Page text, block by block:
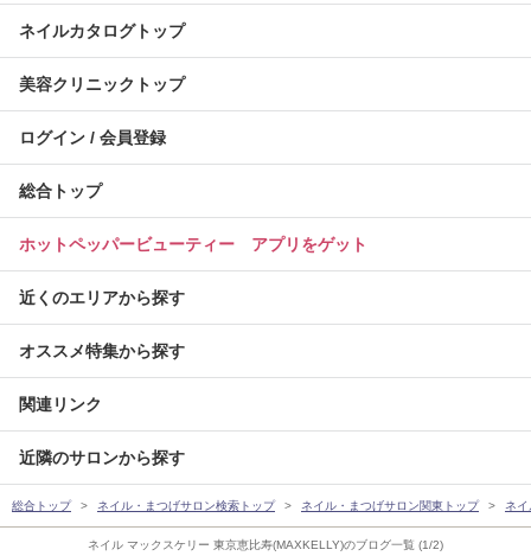
ネイル マックスケリー 東京恵比寿(MAXKELLY)のブログ一覧 (1/2)
ネイルカタログトップ
美容クリニックトップ
ログイン / 会員登録
総合トップ
ホットペッパービューティー アプリをゲット
近くのエリアから探す
オススメ特集から探す
関連リンク
近隣のサロンから探す
総合トップ ネイル・まつげサロン検索トップ ネイル・まつげサロン関東トップ ネ